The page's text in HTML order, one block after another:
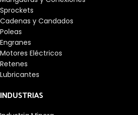
Sprockets
Cadenas y Candados
Poleas
Engranes
Motores Eléctricos
Retenes
Lubricantes
INDUSTRIAS